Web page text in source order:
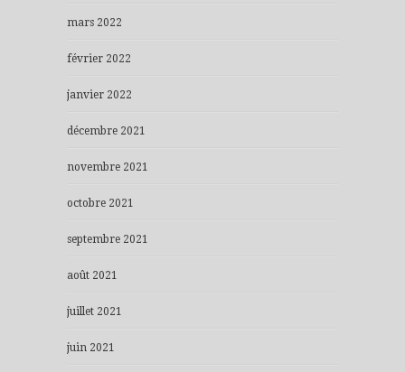
mars 2022
février 2022
janvier 2022
décembre 2021
novembre 2021
octobre 2021
septembre 2021
août 2021
juillet 2021
juin 2021